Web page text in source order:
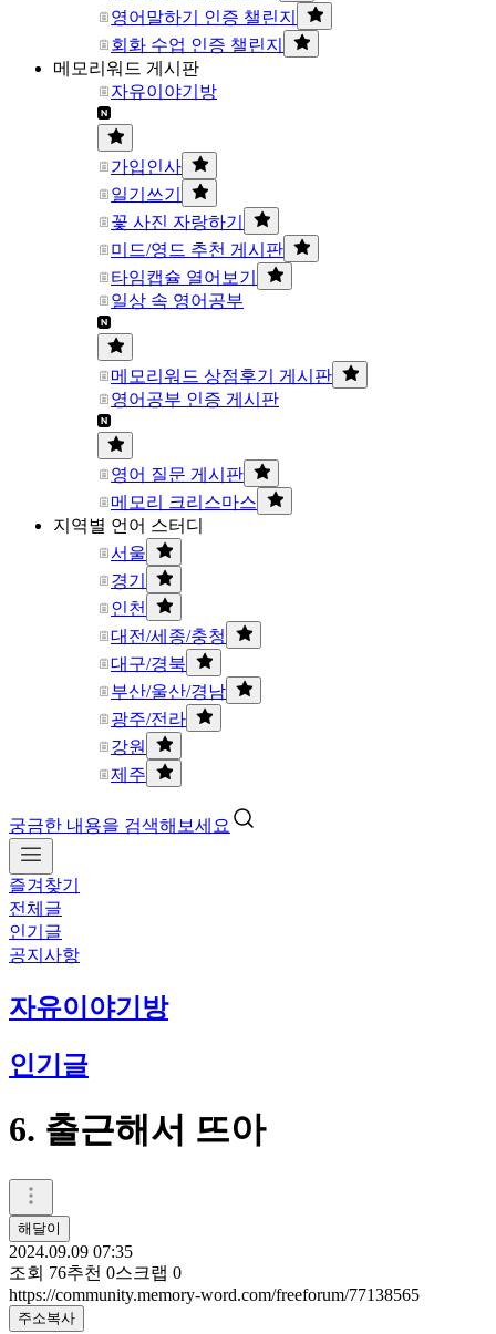
영어말하기 인증 챌린지
회화 수업 인증 챌린지
메모리워드 게시판
자유이야기방
가입인사
일기쓰기
꽃 사진 자랑하기
미드/영드 추천 게시판
타임캡슐 열어보기
일상 속 영어공부
메모리워드 상점후기 게시판
영어공부 인증 게시판
영어 질문 게시판
메모리 크리스마스
지역별 언어 스터디
서울
경기
인천
대전/세종/충청
대구/경북
부산/울산/경남
광주/전라
강원
제주
궁금한 내용을 검색해보세요
즐겨찾기
전체글
인기글
공지사항
자유이야기방
인기글
6. 출근해서 뜨아
해달이
2024.09.09 07:35
조회 76추천 0스크랩 0
https://community.memory-word.com/freeforum/77138565
주소복사